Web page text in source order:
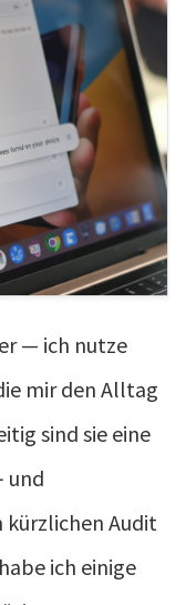
— ich nutze
mir den Alltag
sind sie eine
und
kürzlichen Audit
ich einige